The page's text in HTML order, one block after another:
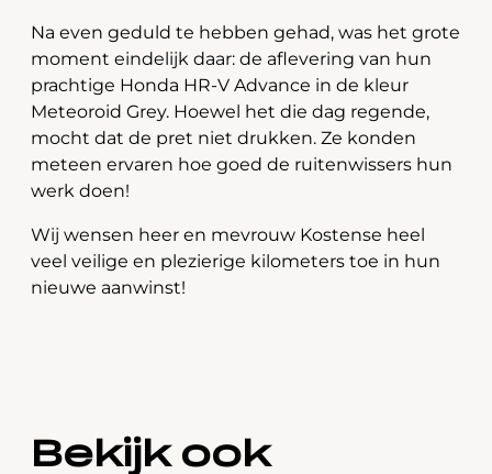
Na even geduld te hebben gehad, was het grote
moment eindelijk daar: de aflevering van hun
prachtige Honda HR-V Advance in de kleur
Meteoroid Grey. Hoewel het die dag regende,
mocht dat de pret niet drukken. Ze konden
meteen ervaren hoe goed de ruitenwissers hun
werk doen!
Wij wensen heer en mevrouw Kostense heel
veel veilige en plezierige kilometers toe in hun
nieuwe aanwinst!
Bekijk ook